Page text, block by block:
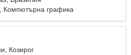
графика
Козирог